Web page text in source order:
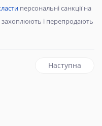
персональні санкції на
захоплюють і перепродають
новогонаступна
Наступна